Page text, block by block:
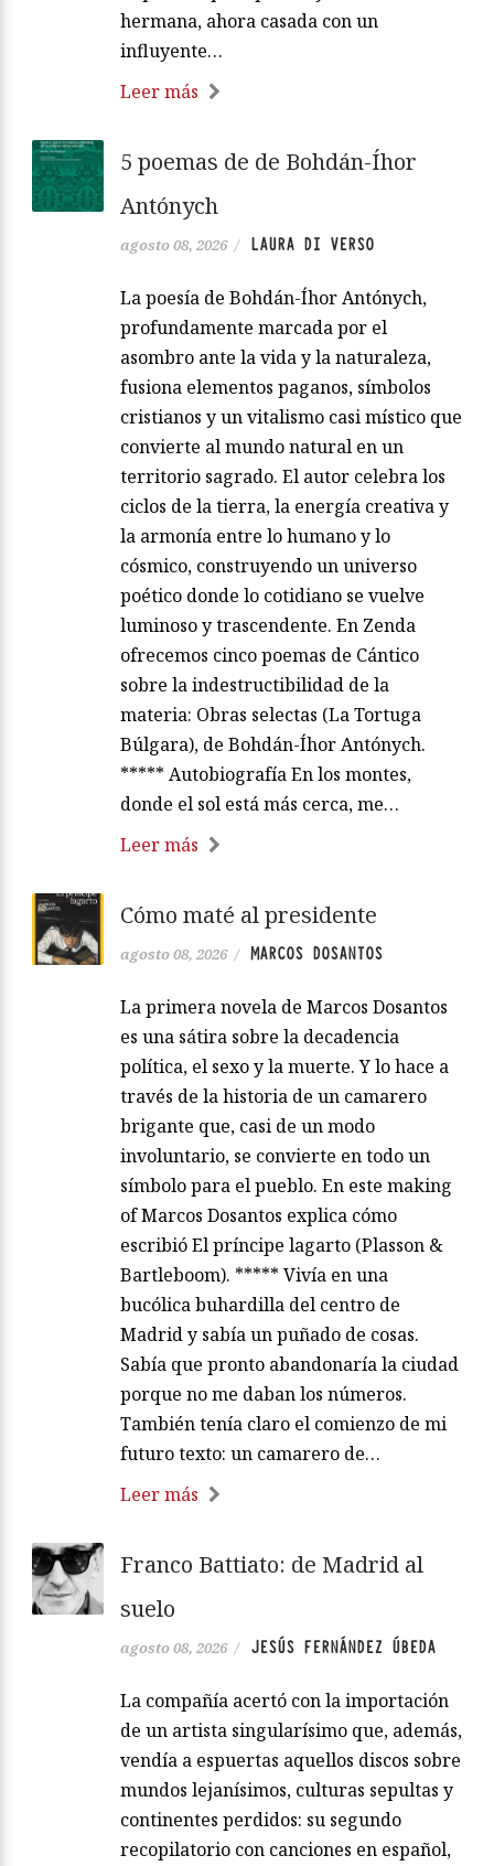
hermana, ahora casada con un
influyente…
Leer más
5 poemas de de Bohdán-Íhor
Antónych
agosto 08, 2026 / LAURA DI VERSO
La poesía de Bohdán-Íhor Antónych,
profundamente marcada por el
asombro ante la vida y la naturaleza,
fusiona elementos paganos, símbolos
cristianos y un vitalismo casi místico que
convierte al mundo natural en un
territorio sagrado. El autor celebra los
ciclos de la tierra, la energía creativa y
la armonía entre lo humano y lo
cósmico, construyendo un universo
poético donde lo cotidiano se vuelve
luminoso y trascendente. En Zenda
ofrecemos cinco poemas de Cántico
sobre la indestructibilidad de la
materia: Obras selectas (La Tortuga
Búlgara), de Bohdán-Íhor Antónych.
***** Autobiografía En los montes,
donde el sol está más cerca, me…
Leer más
Cómo maté al presidente
agosto 08, 2026 / MARCOS DOSANTOS
La primera novela de Marcos Dosantos
es una sátira sobre la decadencia
política, el sexo y la muerte. Y lo hace a
través de la historia de un camarero
brigante que, casi de un modo
involuntario, se convierte en todo un
símbolo para el pueblo. En este making
of Marcos Dosantos explica cómo
escribió El príncipe lagarto (Plasson &
Bartleboom). ***** Vivía en una
bucólica buhardilla del centro de
Madrid y sabía un puñado de cosas.
Sabía que pronto abandonaría la ciudad
porque no me daban los números.
También tenía claro el comienzo de mi
futuro texto: un camarero de…
Leer más
Franco Battiato: de Madrid al
suelo
agosto 08, 2026 / JESÚS FERNÁNDEZ ÚBEDA
La compañía acertó con la importación
de un artista singularísimo que, además,
vendía a espuertas aquellos discos sobre
mundos lejanísimos, culturas sepultas y
continentes perdidos: su segundo
recopilatorio con canciones en español,